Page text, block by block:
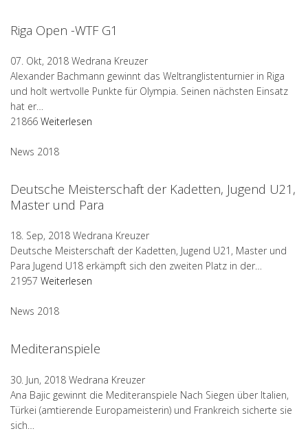
Riga Open -WTF G1
07. Okt, 2018 Wedrana Kreuzer
Alexander Bachmann gewinnt das Weltranglistenturnier in Riga
und holt wertvolle Punkte für Olympia. Seinen nächsten Einsatz
hat er…
21866 Weiterlesen
News 2018
Deutsche Meisterschaft der Kadetten, Jugend U21,
Master und Para
18. Sep, 2018 Wedrana Kreuzer
Deutsche Meisterschaft der Kadetten, Jugend U21, Master und
Para Jugend U18 erkämpft sich den zweiten Platz in der…
21957 Weiterlesen
News 2018
Mediteranspiele
30. Jun, 2018 Wedrana Kreuzer
Ana Bajic gewinnt die Mediteranspiele Nach Siegen über Italien,
Türkei (amtierende Europameisterin) und Frankreich sicherte sie
sich…